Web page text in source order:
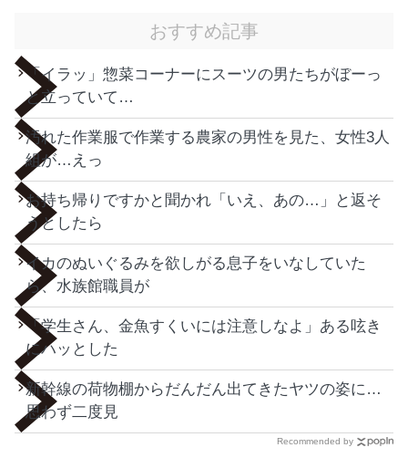
おすすめ記事
「イラッ」惣菜コーナーにスーツの男たちがぼーっ
と立っていて…
汚れた作業服で作業する農家の男性を見た、女性3人
組が…えっ
お持ち帰りですかと聞かれ「いえ、あの…」と返そ
うとしたら
イカのぬいぐるみを欲しがる息子をいなしていた
ら、水族館職員が
「学生さん、金魚すくいには注意しなよ」ある呟き
にハッとした
新幹線の荷物棚からだんだん出てきたヤツの姿に…
思わず二度見
Recommended by